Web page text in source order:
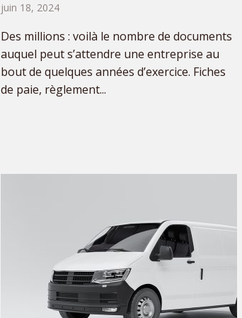
juin 18, 2024
Des millions : voilà le nombre de documents
auquel peut s’attendre une entreprise au
bout de quelques années d’exercice. Fiches
de paie, règlement...